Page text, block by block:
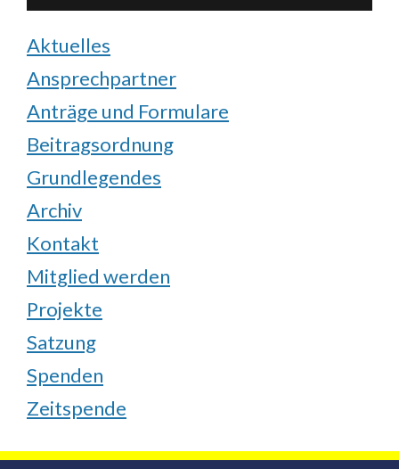
Aktuelles
Ansprechpartner
Anträge und Formulare
Beitragsordnung
Grundlegendes
Archiv
Kontakt
Mitglied werden
Projekte
Satzung
Spenden
Zeitspende